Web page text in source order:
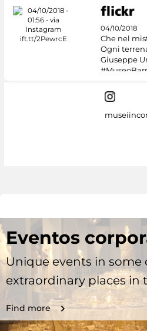
04/10/2018
Che nel
Ogni
Giuseppe
Eventos
Unique events in some
extraordinary places in
Find more